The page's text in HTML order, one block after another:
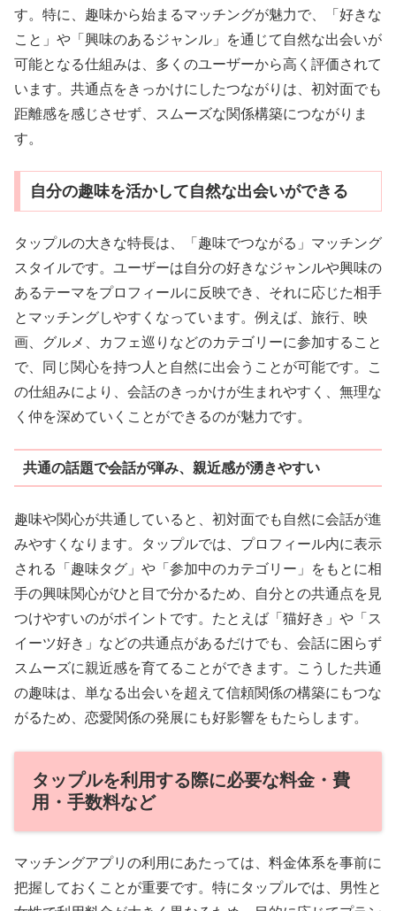
す。特に、趣味から始まるマッチングが魅力で、「好きな
こと」や「興味のあるジャンル」を通じて自然な出会いが
可能となる仕組みは、多くのユーザーから高く評価されて
います。共通点をきっかけにしたつながりは、初対面でも
距離感を感じさせず、スムーズな関係構築につながりま
す。
自分の趣味を活かして自然な出会いができる
タップルの大きな特長は、「趣味でつながる」マッチング
スタイルです。ユーザーは自分の好きなジャンルや興味の
あるテーマをプロフィールに反映でき、それに応じた相手
とマッチングしやすくなっています。例えば、旅行、映
画、グルメ、カフェ巡りなどのカテゴリーに参加すること
で、同じ関心を持つ人と自然に出会うことが可能です。こ
の仕組みにより、会話のきっかけが生まれやすく、無理な
く仲を深めていくことができるのが魅力です。
共通の話題で会話が弾み、親近感が湧きやすい
趣味や関心が共通していると、初対面でも自然に会話が進
みやすくなります。タップルでは、プロフィール内に表示
される「趣味タグ」や「参加中のカテゴリー」をもとに相
手の興味関心がひと目で分かるため、自分との共通点を見
つけやすいのがポイントです。たとえば「猫好き」や「ス
イーツ好き」などの共通点があるだけでも、会話に困らず
スムーズに親近感を育てることができます。こうした共通
の趣味は、単なる出会いを超えて信頼関係の構築にもつな
がるため、恋愛関係の発展にも好影響をもたらします。
タップルを利用する際に必要な料金・費
用・手数料など
マッチングアプリの利用にあたっては、料金体系を事前に
把握しておくことが重要です。特にタップルでは、男性と